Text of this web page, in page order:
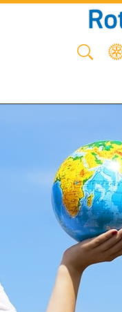
Panneau de gestion